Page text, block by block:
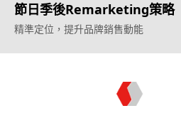
節日季後Remarketing策略
精準定位，提升品牌銷售動能